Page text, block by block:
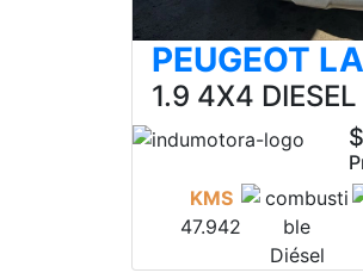
PEUGEOT
1.9 4X4
KMS
47.942
Diésel